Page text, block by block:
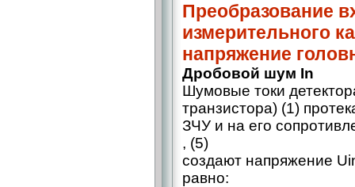
Преобразование
измерительного
напряжение
Дробовой шум In
Шумовые токи
транзистора) (1)
ЗЧУ и на его
, (5)
создают напряжение
равно: